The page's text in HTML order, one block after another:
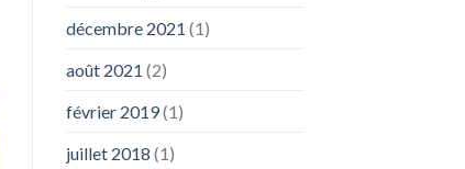
décembre 2021 (1)
août 2021 (2)
février 2019(1)
juillet 2018 (1)